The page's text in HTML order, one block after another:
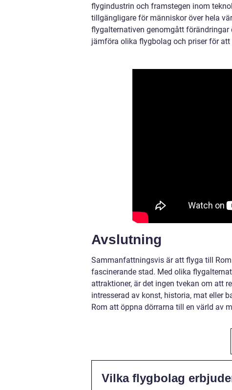
flygindustrin och framstegen inom
tillgängligare för människor över hela
flygalternativen genomgått förändringar
jämföra olika flygbolag och priser för
Avslutning
Sammanfattningsvis är att flyga till
fascinerande stad. Med olika
attraktioner, är det ingen tvekan om att
intresserad av konst, historia, mat eller
Rom att öppna dörrarna till en värld av
Vilka flygbolag